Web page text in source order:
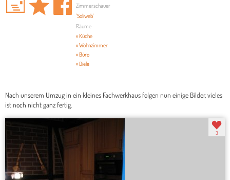
Zimmerschauer
'Soliweb'
Räume
» Küche
» Wohnzimmer
» Büro
» Diele
Nach unserem Umzug in ein kleines Fachwerkhaus folgen nun einige Bilder, vieles
ist noch nicht ganz fertig.
3